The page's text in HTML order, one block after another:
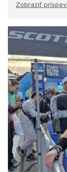
Zobraziť